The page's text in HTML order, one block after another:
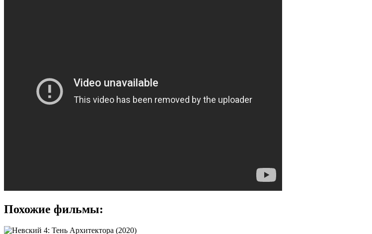
Похожие фильмы: